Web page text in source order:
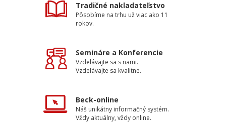
Tradičné nakladateľstvo
Pôsobíme na trhu už viac ako 11
rokov.
Semináre a Konferencie
Vzdelávajte sa s nami.
Vzdelávajte sa kvalitne.
Beck-online
Náš unikátny informačný systém.
Vždy aktuálny, vždy online.